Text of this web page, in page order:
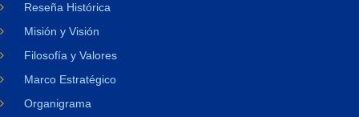
Reseña Histórica
Misión y Visión
Filosofía y Valores
Marco Estratégico
Organigrama